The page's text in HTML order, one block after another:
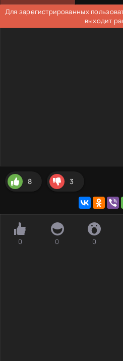
Для зарегистрированных
выходит
8 3
0 0 0